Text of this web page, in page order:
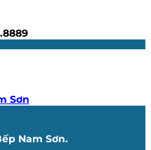
Sơn
Nam Sơn.